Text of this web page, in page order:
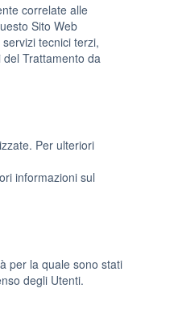
correlate alle
Sito Web
tecnici terzi,
Trattamento da
Per ulteriori
informazioni sul
per la quale sono stati
degli Utenti.